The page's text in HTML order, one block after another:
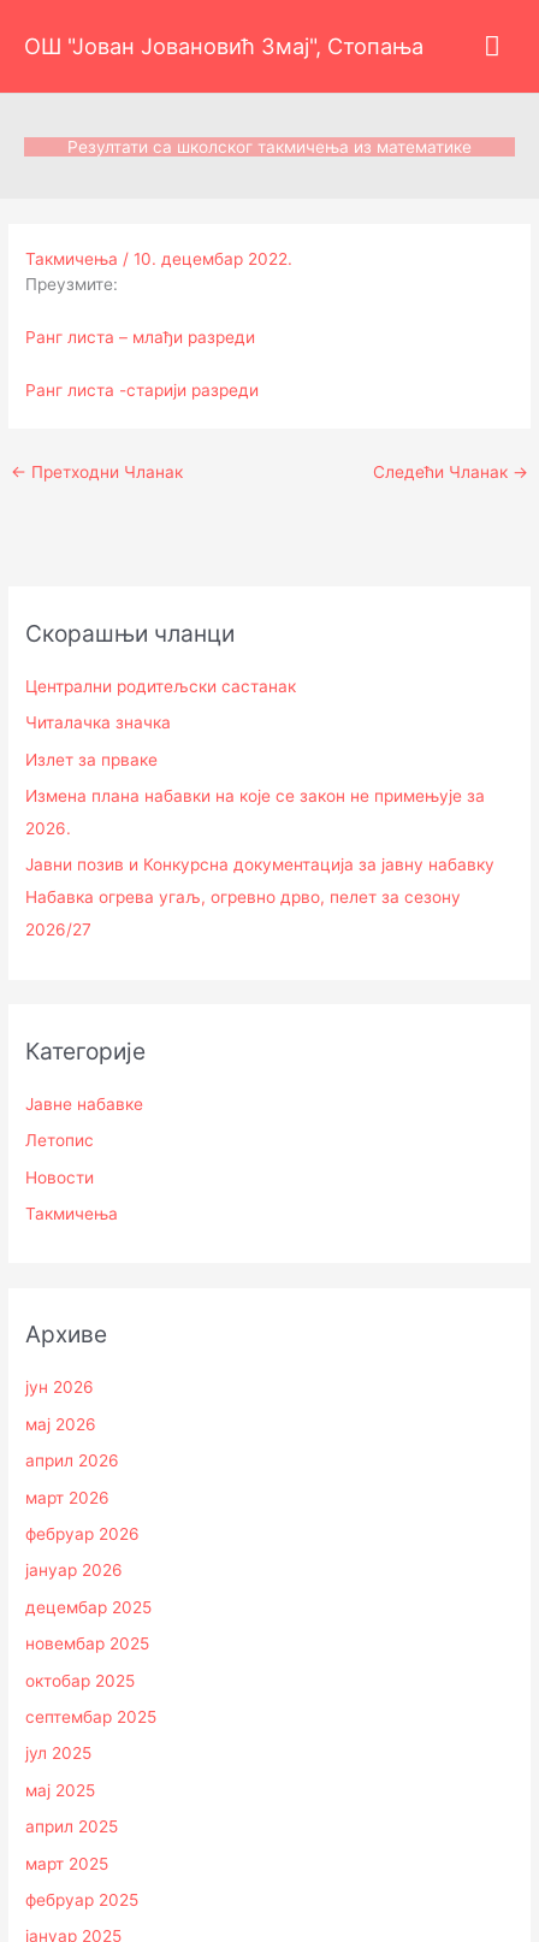
ОШ "Јован Јовановић Змај", Стопања
Резултати са школског такмичења из математике
Такмичења /10. децембар 2022.
Преузмите:
Ранг листа – млађи разреди
Ранг листа -старији разреди
← Претходни Чланак Следећи Чланак →
Скорашњи чланци
Централни родитељски састанак
Читалачка значка
Излет за прваке
Измена плана набавки на које се закон не примењује за
2026.
Јавни позив и Конкурсна документација за јавну набавку
Набавка огрева угаљ, огревно дрво, пелет за сезону
2026/27
Категорије
Јавне набавке
Летопис
Новости
Такмичења
Архиве
јун 2026
мај 2026
април 2026
март 2026
фебруар 2026
јануар 2026
децембар 2025
новембар 2025
октобар 2025
септембар 2025
јул 2025
мај 2025
април 2025
март 2025
фебруар 2025
јануар 2025